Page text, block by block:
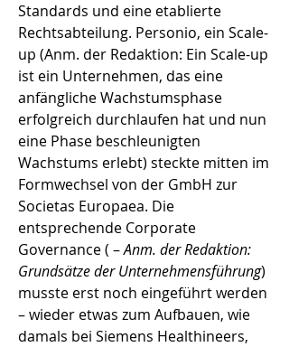
Standards und eine etablierte
Rechtsabteilung. Personio, ein Scale-
up (Anm. der Redaktion: Ein Scale-up
ist ein Unternehmen, das eine
anfängliche Wachstumsphase
erfolgreich durchlaufen hat und nun
eine Phase beschleunigten
Wachstums erlebt) steckte mitten im
Formwechsel von der GmbH zur
Societas Europaea. Die
entsprechende Corporate
Governance ( –Anm. der Redaktion:
Grundsätze der Unternehmensführung)
musste erst noch eingeführt werden
– wieder etwas zum Aufbauen, wie
damals bei Siemens Healthineers,